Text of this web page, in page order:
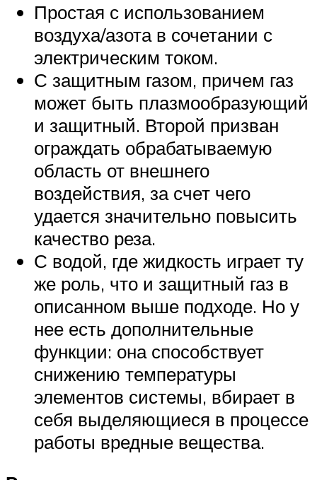
Простая с использованием
воздуха/азота в сочетании с
электрическим током.
С защитным газом, причем газ
может быть плазмообразующий
и защитный. Второй призван
ограждать обрабатываемую
область от внешнего
воздействия, за счет чего
удается значительно повысить
качество реза.
С водой, где жидкость играет ту
же роль, что и защитный газ в
описанном выше подходе. Но у
нее есть дополнительные
функции: она способствует
снижению температуры
элементов системы, вбирает в
себя выделяющиеся в процессе
работы вредные вещества.